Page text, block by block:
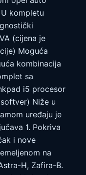
kompletu
(cijena je
Moguća
kombinacija
sa
i5 procesor
Niže u
uređaju je
1. Pokriva
i nove
na
H, Zafira-B.